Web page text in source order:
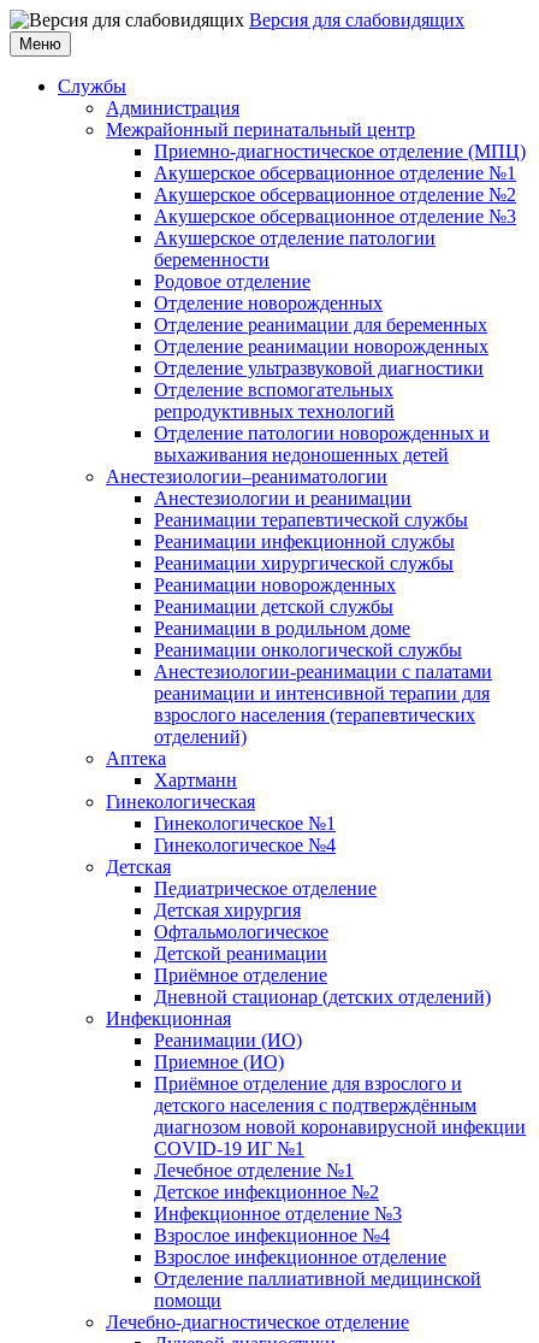
Версия для слабовидящих
Меню
Службы
Администрация
Межрайонный перинатальный центр
Приемно-диагностическое отделение (МПЦ)
Акушерское обсервационное отделение №1
Акушерское обсервационное отделение №2
Акушерское обсервационное отделение №3
Акушерское отделение патологии
беременности
Родовое отделение
Отделение новорожденных
Отделение реанимации для беременных
Отделение реанимации новорожденных
Отделение ультразвуковой диагностики
Отделение вспомогательных
репродуктивных технологий
Отделение патологии новорожденных и
выхаживания недоношенных детей
Анестезиологии–реаниматологии
Анестезиологии и реанимации
Реанимации терапевтической службы
Реанимации инфекционной службы
Реанимации хирургической службы
Реанимации новорожденных
Реанимации детской службы
Реанимации в родильном доме
Реанимации онкологической службы
Анестезиологии-реанимации с палатами
реанимации и интенсивной терапии для
взрослого населения (терапевтических
отделений)
Аптека
Хартманн
Гинекологическая
Гинекологическое №1
Гинекологическое №4
Детская
Педиатрическое отделение
Детская хирургия
Офтальмологическое
Детской реанимации
Приёмное отделение
Дневной стационар (детских отделений)
Инфекционная
Реанимации (ИО)
Приемное (ИО)
Приёмное отделение для взрослого и
детского населения с подтверждённым
диагнозом новой коронавирусной инфекции
COVID-19 ИГ №1
Лечебное отделение №1
Детское инфекционное №2
Инфекционное отделение №3
Взрослое инфекционное №4
Взрослое инфекционное отделение
Отделение паллиативной медицинской
помощи
Лечебно-диагностическое отделение